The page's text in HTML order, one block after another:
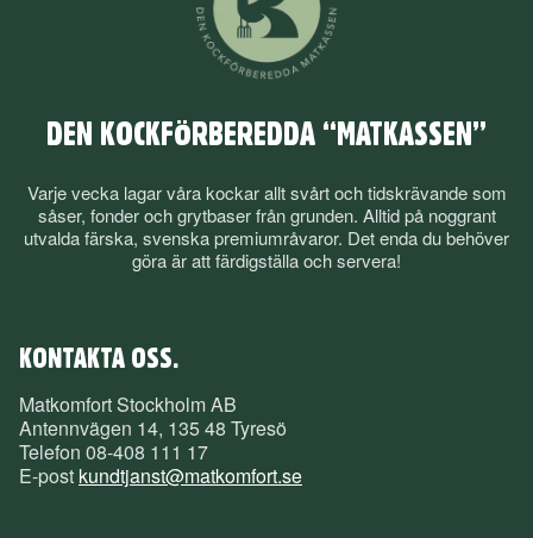
DEN KOCKFÖRBEREDDA “MATKASSEN”
Varje vecka lagar våra kockar allt svårt och tidskrävande som
såser, fonder och grytbaser från grunden. Alltid på noggrant
utvalda färska, svenska premiumråvaror. Det enda du behöver
göra är att färdigställa och servera!
KONTAKTA OSS.
Matkomfort Stockholm AB
Antennvägen 14, 135 48 Tyresö
Telefon 08-408 111 17
E-post kundtjanst@matkomfort.se